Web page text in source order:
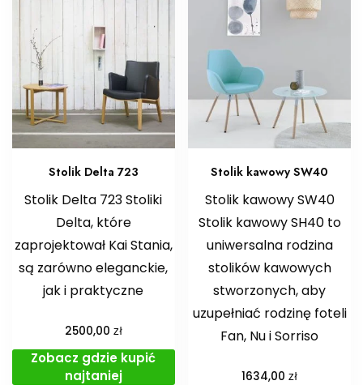
Stolik Delta 723
Stolik Delta 723 Stoliki
Delta, które
zaprojektował Kai Stania,
są zarówno eleganckie,
jak i praktyczne
2500,00 zł
Zobacz gdzie kupić
najtaniej
Stolik kawowy SW40
Stolik kawowy SW40
Stolik kawowy SH40 to
uniwersalna rodzina
stolików kawowych
stworzonych, aby
uzupełniać rodzinę foteli
Fan, Nu i Sorriso
1634,00zł